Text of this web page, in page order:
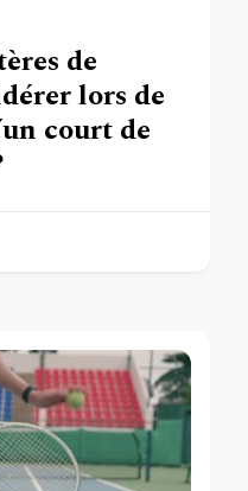
de
lors de
court de